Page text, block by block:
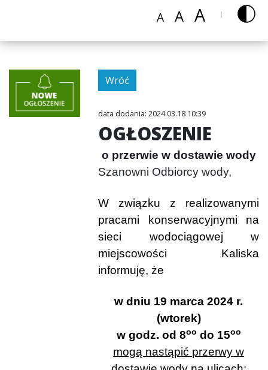
A A A
Wróć
data dodania: 2024.03.18 10:39
OGŁOSZENIE
o przerwie w dostawie wody
Szanowni Odbiorcy wody,
W związku z realizowanymi
pracami konserwacyjnymi na
sieci wodociągowej w
miejscowości Kaliska
informuję, że
w dniu 19 marca 2024 r.
(wtorek)
w godz. od 8oo do 15oo
mogą nastąpić przerwy w